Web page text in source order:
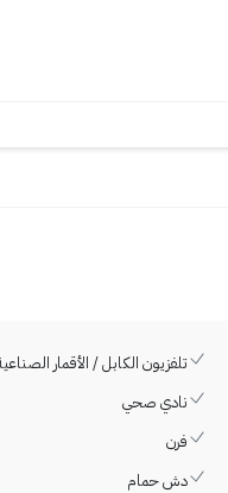
تلفزيون الكابل / الأقمار
نادي صحي
فرن
دش حمام